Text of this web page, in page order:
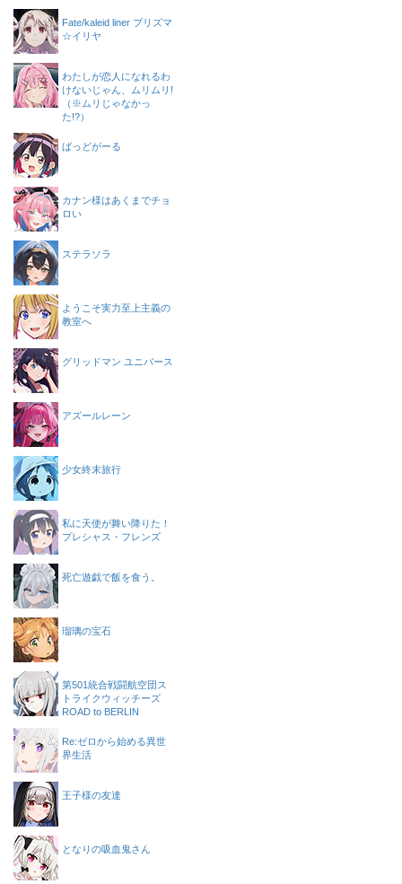
Fate/kaleid liner プリズマ
☆イリヤ
わたしが恋人になれるわ
けないじゃん、ムリムリ!
（※ムリじゃなかっ
た!?）
ばっどがーる
カナン様はあくまでチョ
ロい
ステラソラ
ようこそ実力至上主義の
教室へ
グリッドマン ユニバース
アズールレーン
少女終末旅行
私に天使が舞い降りた！
プレシャス・フレンズ
死亡遊戯で飯を食う。
瑠璃の宝石
第501統合戦闘航空団ス
トライクウィッチーズ
ROAD to BERLIN
Re:ゼロから始める異世
界生活
王子様の友達
となりの吸血鬼さん